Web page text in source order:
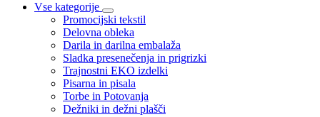
Vse kategorije
Promocijski tekstil
Delovna obleka
Darila in darilna embalaža
Sladka presenečenja in prigrizki
Trajnostni EKO izdelki
Pisarna in pisala
Torbe in Potovanja
Dežniki in dežni plašči